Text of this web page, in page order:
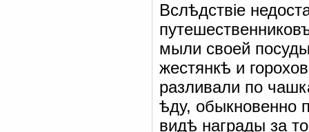
Вслѣдствіе
мыли своей
жестянкѣ и
разливали по
ѣду, обыкновенно
видѣ награды за